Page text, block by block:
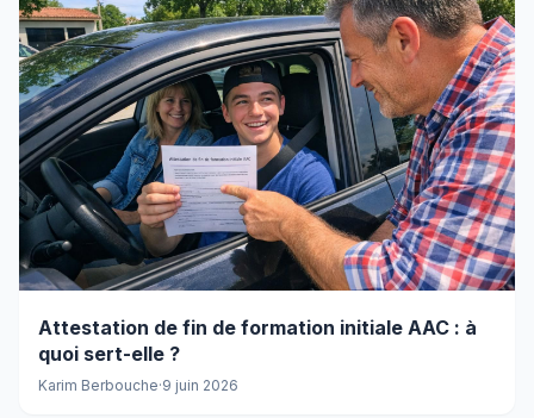
Attestation de fin de formation initiale AAC : à
quoi sert-elle ?
Karim Berbouche·9 juin 2026